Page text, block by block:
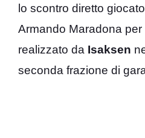
lo scontro diretto
Armando Maradona per
realizzato da Isaksen
seconda frazione di